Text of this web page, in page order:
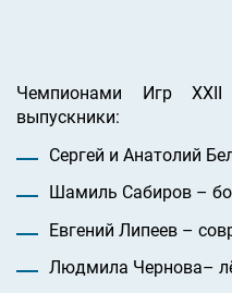
Чемпионами Игр
выпускники:
Сергей и Анатолий
Шамиль Сабиров –
Евгений Липеев –
Людмила Чернова–